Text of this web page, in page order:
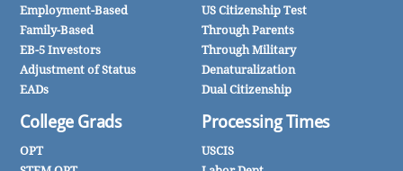
Employment-Based
Family-Based
EB-5 Investors
Adjustment of Status
EADs
College Grads
OPT
US Citizenship Test
Through Parents
Through Military
Denaturalization
Dual Citizenship
Processing Times
USCIS